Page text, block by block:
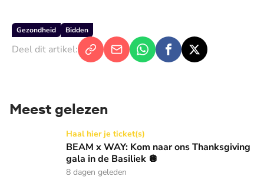
Gezondheid Bidden
Deel dit artikel:
Meest gelezen
BEAM x WAY: Kom naar ons Thanksgiving gala in de
Haal hier je ticket(s)
BEAM x WAY: Kom naar ons Thanksgiving
gala in de Basiliek 🪩
8 dagen geleden